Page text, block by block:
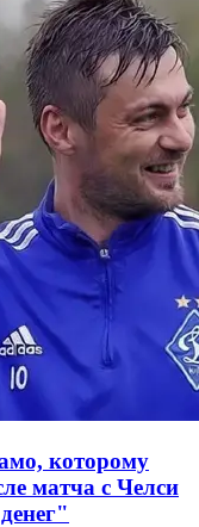
которому
матча с Челси